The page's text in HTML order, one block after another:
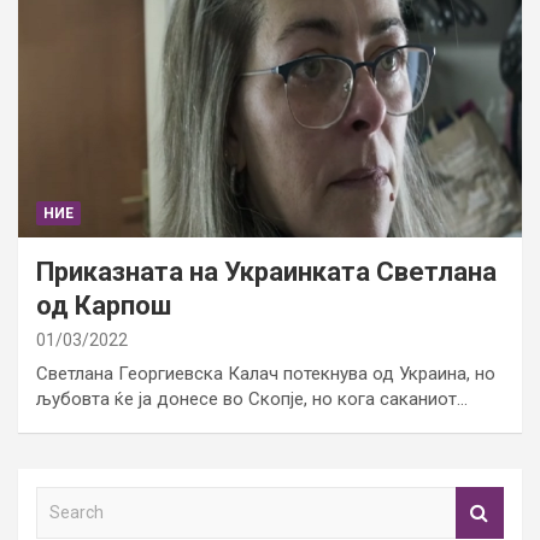
НИЕ
Приказната на Украинката Светлана
од Карпош
01/03/2022
Светлана Георгиевска Калач потекнува од Украина, но
љубовта ќе ја донесе во Скопје, но кога саканиот…